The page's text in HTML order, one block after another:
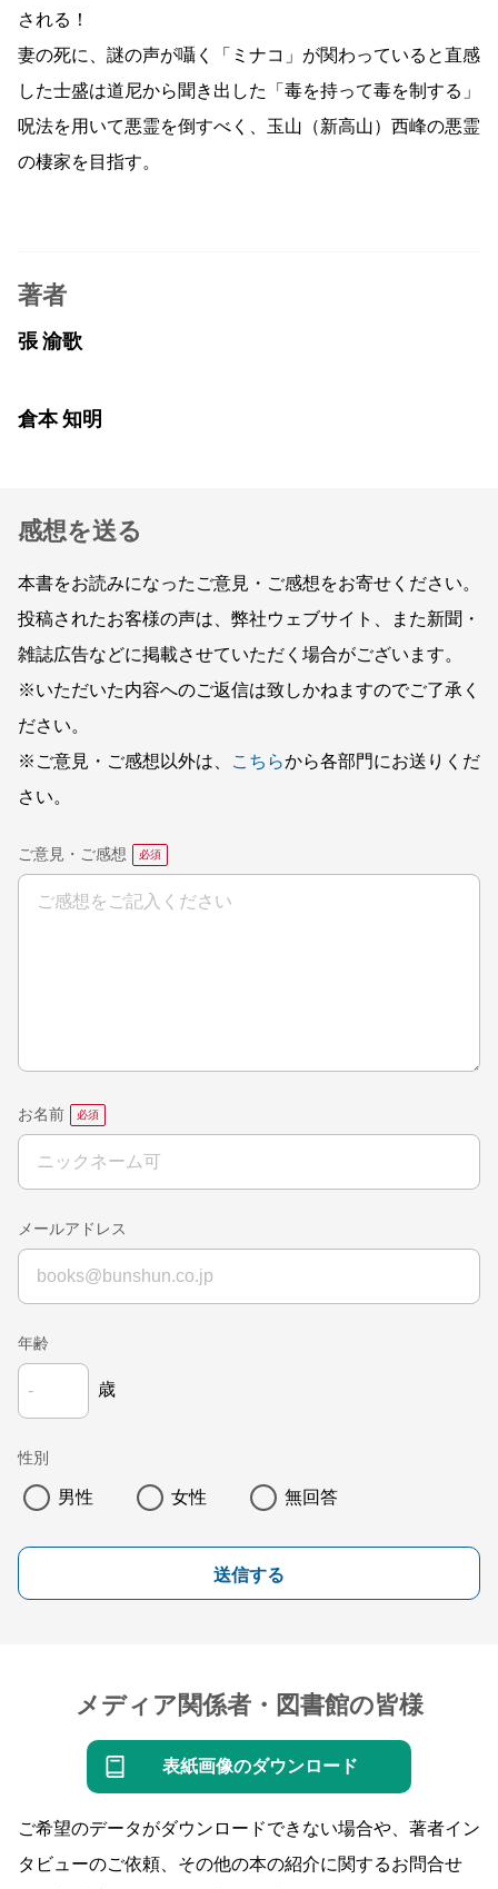
される！
妻の死に、謎の声が囁く「ミナコ」が関わっていると直感
した士盛は道尼から聞き出した「毒を持って毒を制する」
呪法を用いて悪霊を倒すべく、玉山（新高山）西峰の悪霊
の棲家を目指す。
著者
張 渝歌
倉本 知明
感想を送る
本書をお読みになったご意見・ご感想をお寄せください。
投稿されたお客様の声は、弊社ウェブサイト、また新聞・
雑誌広告などに掲載させていただく場合がございます。
※いただいた内容へのご返信は致しかねますのでご了承く
ださい。
※ご意見・ご感想以外は、
こちらから各部門にお送りくだ
さい。
ご意見・ご感想
お名前
メールアドレス
年齢
歳
性別
男性 女性 無回答
送信する
メディア関係者・図書館の皆様
表紙画像のダウンロード
ご希望のデータがダウンロードできない場合や、著者イン
タビューのご依頼、その他の本の紹介に関するお問合せ